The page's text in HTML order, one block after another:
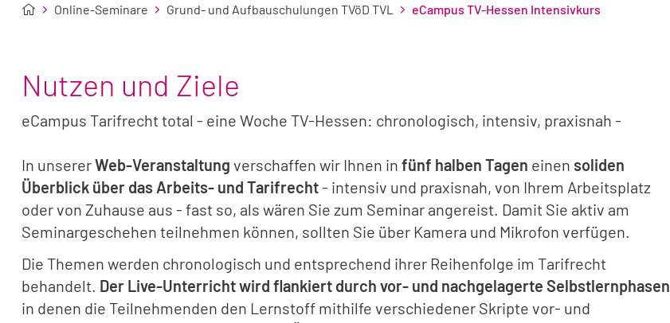
Online-Seminare Grund- und Aufbauschulungen TVöD TVL eCampus TV-Hessen Intensivkurs
Nutzen und Ziele
eCampus Tarifrecht total - eine Woche TV-Hessen: chronologisch, intensiv, praxisnah -
In unsererWeb-Veranstaltung verschaffen wir Ihnen in fünf halben Tagen einen soliden
Überblick über das Arbeits- und Tarifrecht- intensiv und praxisnah, von Ihrem Arbeitsplatz
oder von Zuhause aus - fast so, als wären Sie zum Seminar angereist. Damit Sie aktiv am
Seminargeschehen teilnehmen können, sollten Sie über Kamera und Mikrofon verfügen.
Die Themen werden chronologisch und entsprechend ihrer Reihenfolge im Tarifrecht
behandelt. Der Live-Unterricht wird flankiert durch vor- und nachgelagerte Selbstlernphasen
in denen die Teilnehmenden den Lernstoff mithilfe verschiedener Skripte vor- und